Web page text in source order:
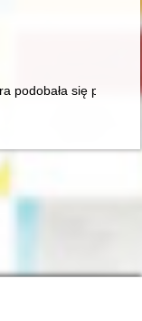
twórczości artystów
podobała się przede
Ars et